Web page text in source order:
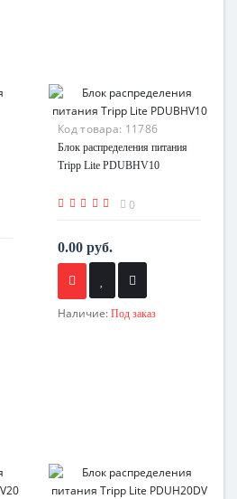
Код товара: 11786
Блок распределения питания
Tripp Lite PDUBHV10
0
0.00 руб.
Наличие: Под заказ